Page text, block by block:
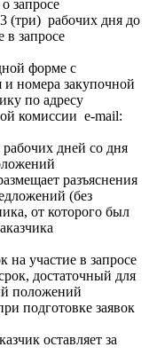
запросе
(три) рабочих дня до
в запросе
форме с
номера закупочной
по адресу
комиссии e-mail:
рабочих дней со дня
разъяснения
(без
от которого был
на участие в запросе
достаточный для
положений
подготовке заявок
оставляет за